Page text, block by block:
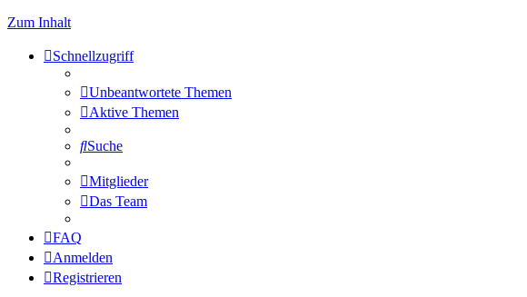
Zum Inhalt
Schnellzugriff
Unbeantwortete Themen
Aktive Themen
Suche
Mitglieder
Das Team
FAQ
Anmelden
Registrieren